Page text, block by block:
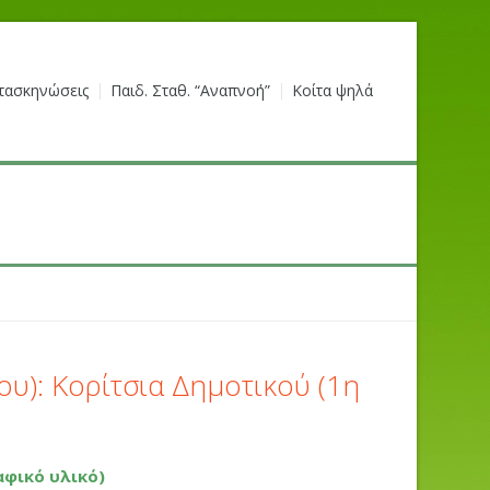
Παιδ. Σταθ. “Αναπνοή” Κοίτα ψηλά
Κορίτσια Δημοτικού (1η
υλικό)